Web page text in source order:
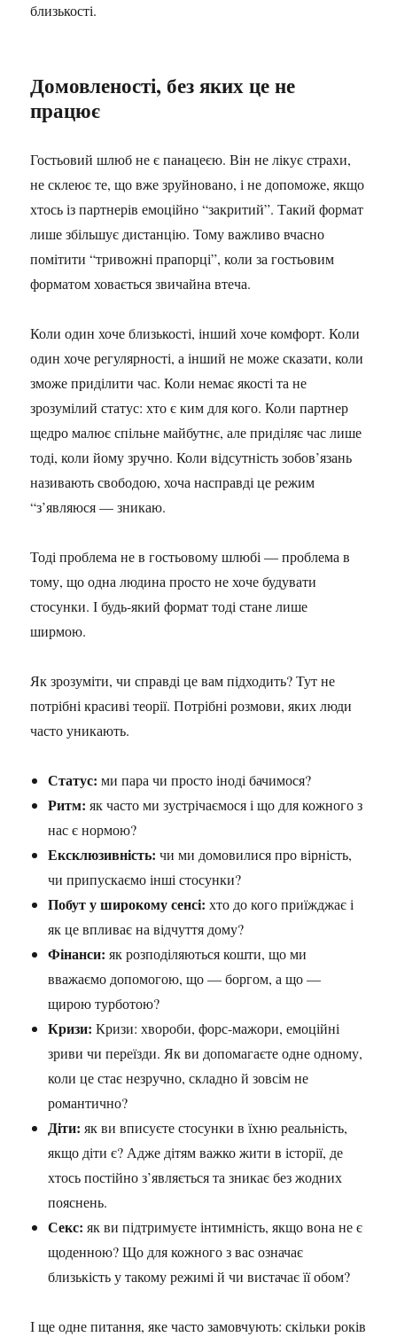
близькості.
Домовленості, без яких це не
працює
Гостьовий шлюб не є панацеєю. Він не лікує страхи,
не склеює те, що вже зруйновано, і не допоможе, якщо
хтось із партнерів емоційно “закритий”. Такий формат
лише збільшує дистанцію. Тому важливо вчасно
помітити “тривожні прапорці”, коли за гостьовим
форматом ховається звичайна втеча.
Коли один хоче близькості, інший хоче комфорт. Коли
один хоче регулярності, а інший не може сказати, коли
зможе приділити час. Коли немає якості та не
зрозумілий статус: хто є ким для кого. Коли партнер
щедро малює спільне майбутнє, але приділяє час лише
тоді, коли йому зручно. Коли відсутність зобов’язань
називають свободою, хоча насправді це режим
“з’являюся — зникаю.
Тоді проблема не в гостьовому шлюбі — проблема в
тому, що одна людина просто не хоче будувати
стосунки. І будь-який формат тоді стане лише
ширмою.
Як зрозуміти, чи справді це вам підходить? Тут не
потрібні красиві теорії. Потрібні розмови, яких люди
часто уникають.
Статус: ми пара чи просто іноді бачимося?
Ритм:як часто ми зустрічаємося і що для кожного з
нас є нормою?
Ексклюзивність:чи ми домовилися про вірність,
чи припускаємо інші стосунки?
Побут у широкому сенсі: хто до кого приїжджає і
як це впливає на відчуття дому?
Фінанси:як розподіляються кошти, що ми
вважаємо допомогою, що — боргом, а що —
щирою турботою?
Кризи: Кризи: хвороби, форс-мажори, емоційні
зриви чи переїзди. Як ви допомагаєте одне одному,
коли це стає незручно, складно й зовсім не
романтично?
Діти:як ви вписуєте стосунки в їхню реальність,
якщо діти є? Адже дітям важко жити в історії, де
хтось постійно з’являється та зникає без жодних
пояснень.
Секс:як ви підтримуєте інтимність, якщо вона не є
щоденною? Що для кожного з вас означає
близькість у такому режимі й чи вистачає її обом?
І ще одне питання, яке часто замовчують: скільки років